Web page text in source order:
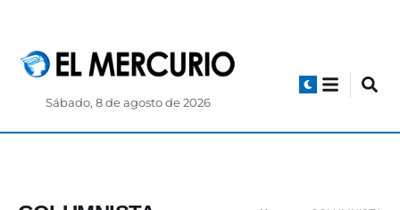
Sábado, 8 de agosto de 2026